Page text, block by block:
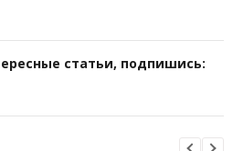
статьи, подпишись: